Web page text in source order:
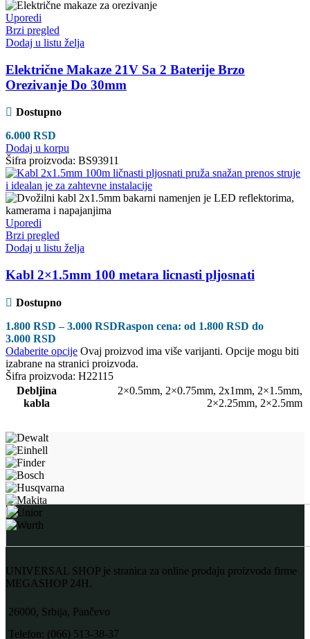
Uporedi
Brzi pregled
Dodaj u listu želja
Električne Makaze 21V Sa 2 Baterije Brzo
Orezivanje Do 30mm
Dostupno
6.000 RSD
Dodaj u korpu
Šifra proizvoda: BS93911
Uporedi
Brzi pregled
Dodaj u listu želja
Kabl 2×1.5mm 100 metara licnasti pljosnati
Dostupno
1.800 RSD – 3.000 RSDRaspon cena: od 1.800 RSD do
3.000 RSD
Odaberite opcije Ovaj proizvod ima više varijanti. Opcije mogu biti
izabrane na stranici proizvoda.
Šifra proizvoda: H22115
Debljina
kabla
2×0.5mm, 2×0.75mm, 2x1mm, 2×1.5mm,
2×2.25mm, 2×2.5mm
UNIVERSAL SHOP je stranica za online prodaju proizvoda firme
MEGASHOP 24H.
26000, Srbija, Pančevo
Telefon: (066) 513-38-37